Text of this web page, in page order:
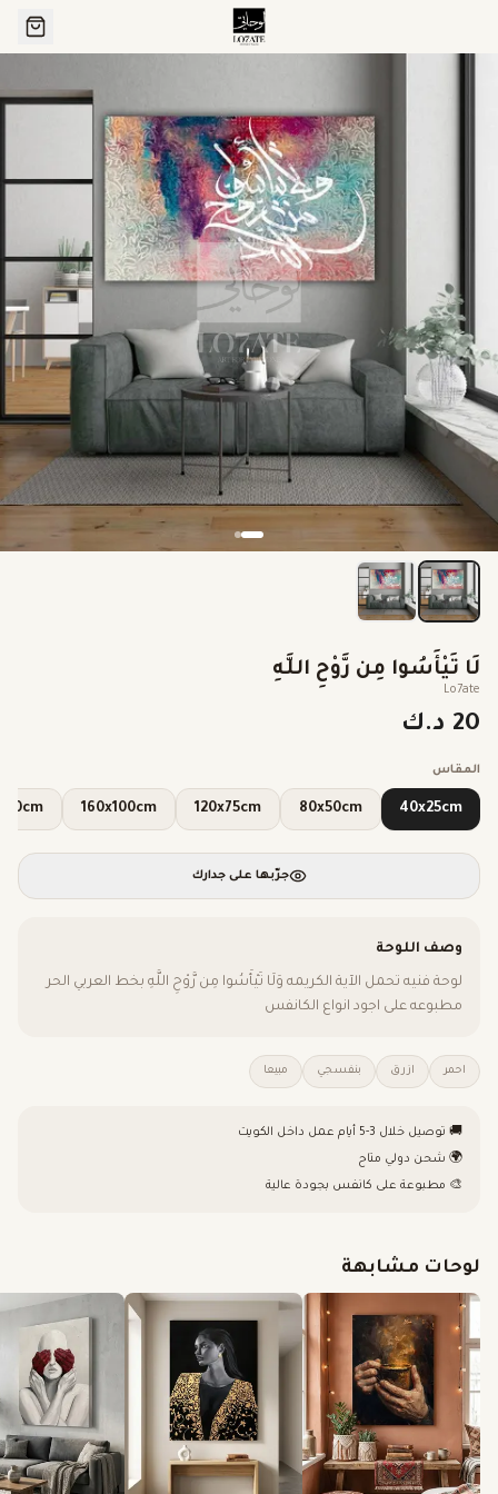
لَا تَيْأَسُوا مِن رَّوْحِ اللَّهِ
Lo7ate
20 د.ك
المقاس
40x25cm
80x50cm
120x75cm
160x100cm
جرّبها على جدارك
وصف اللوحة
لوحة فنيه تحمل الآية الكريمه وَلَا تَيْأَسُوا مِن رَّوْحِ اللَّهِ بخط العربي الحر
مطبوعه على اجود انواع الكانفس
احمر ازرق بنفسجي مبيعا
🚚 توصيل خلال 3-5 أيام عمل داخل الكويت
🌍 شحن دولي متاح
🎨 مطبوعة على كانفس بجودة عالية
لوحات مشابهة